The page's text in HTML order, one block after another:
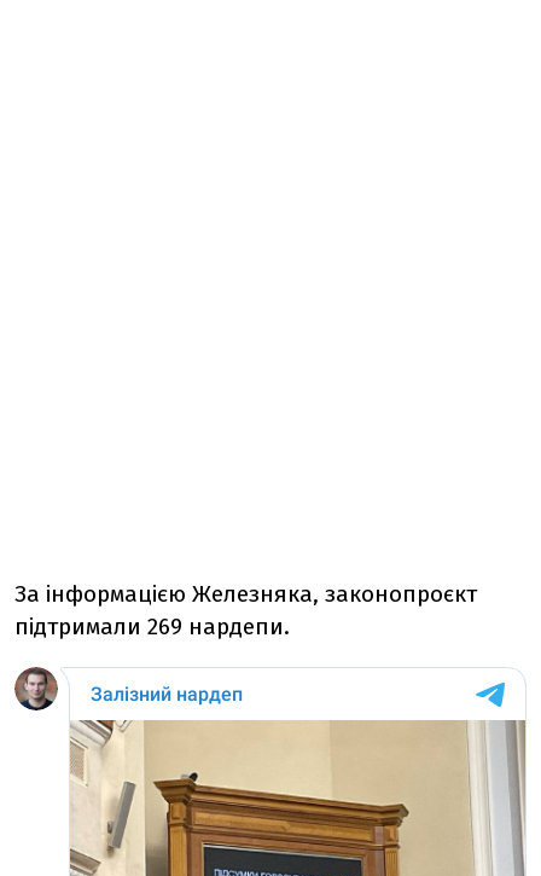
За інформацією Железняка, законопроєкт
підтримали 269 нардепи.